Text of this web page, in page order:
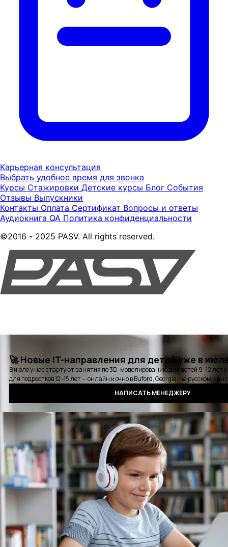
Карьерная консультация
Выбрать удобное время для звонка
Курсы Стажировки Детские курсы Блог События
Отзывы Выпускники
Контакты Оплата Сертификат Вопросы и ответы
Аудиокнига QA Политика конфиденциальности
©2016 - 2025 PASV. All rights reserved.